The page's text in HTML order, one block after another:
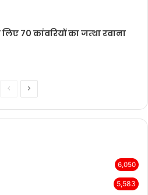
70 कांवरियों का जत्था रवाना
PreviousNext
6,050
5,583